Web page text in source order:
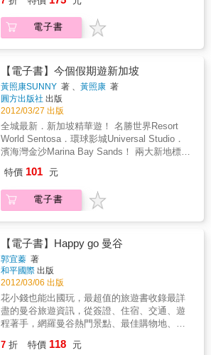
折也能讓妳水噹噹！韓國女星必買鞋款！金泰
熙、韓孝珠都穿過的超美女鞋去哪裡買？韓國
美妝採購攻略！不但教你怎麼買，還讓你買得
有道理，買到超划算！特色三：達人告訴你！
你不可不知的血拼技巧大公開技巧1：在首爾，
所謂平價，請以「3、5、9」為最高血拼原則技
巧2：要買便宜貨？買單品的觀光客請避開東大
門的批貨區，不然只是浪費時間技巧3：白天都
是行程？沒問題，在首爾，有的是地方可以血
拼一整夜技巧4：想打聽折扣期？偷偷告訴你，
直接打電話去首爾的百貨公司，說中文也可以
通！技巧5：到首爾買優衣庫？沒錯！善用匯
率，血拼也能佔便宜首爾購物的５大「技
巧」，駐首爾敗家達人通通報給你知！特色
四：台灣首創！「互動式手指韓語通隨身手
「遊韓一指通」隨身手冊，讓你可以放在口袋
裡、錢包裡，不增加額外負擔。想知道殺價時
老闆怎麼回應你嗎？想知道店裡有沒有妳的
Size，你喜歡的顏色嗎？想知道多少錢可以退
稅，怎麼退？「遊韓一指通」輕薄好攜帶，讓
你不用懂韓文，也能在首爾殺價殺到爽！
該這樣慢慢玩?值得讓你一玩再玩的50個吃喝玩
樂』依照自助旅行自己安排行程的順序，讓你
照著篇章一步步教你如何規劃，從出發前對首
美食、購物娛樂一應俱全，希望能讓第一次想
去首爾自助旅行，既期待卻又害怕受傷害的朋
友們，克服心理障礙；還要讓喜歡飛去首爾自
助旅行的玩家們，一玩再玩、玩出不一樣新滋
味。 書中&rdquo;有圖有文有對照，步驟教學好
FUN心&rdquo;，讓你韓語不會說、看不懂也能
買票搭地鐵任意行，更不藏私告訴你如何退稅
賺最大!!! 你可依照你喜愛的路線，搭著地鐵，
照著書內路線指標走，跟著嚐美食、看好
味，喜歡首爾就是這麼EASY GO，首爾就該這
樣慢慢玩！ 本書特色 ．期待第一次前進首爾的
新朋友，帶著這一本就足夠 ．玩不膩的首爾旅
by step史上最清楚圖解首爾旅遊書，不會韓語
也讓你玩透透 ．超仔細首爾地鐵路線指標，吃
喝玩樂不再讓你找不到
電子書
【電子書】今個假期遊新加坡
黃照康SUNNY 著 、黃照康 著
圓方出版社 出版
2012/03/27 出版
全城最新．新加坡精華遊！ 名勝世界Resort
World Sentosa．環球影城Universal Studio．
濱海灣金沙Marina Bay Sands！ 兩大新地標詳
Resort World sentosa (With Universal Sudio) +
Marina Bay Sands 兩大新地標詳細解構 2. 十
大必食地道美食 3. 家庭遊好玩景點 4. 分區介
邊》、《荷蘭村》、《加東區及周邊》、《聖
特價 101 元
電子書
【電子書】Happy go 曼谷
郭宜蓁 著
和平國際 出版
2012/03/06 出版
花小錢也能出國玩，最超值的旅遊書收錄最詳
盡的曼谷旅遊資訊，從簽證、住宿、交通、遊
程著手，網羅曼谷熱門景點、最佳購物地、街
熱門景點超好玩TOP10★購物商場&市集超好
7 折 特價 118 元